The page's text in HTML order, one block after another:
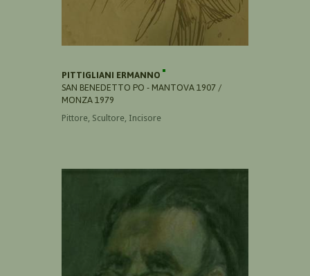
PITTIGLIANI ERMANNO
SAN BENEDETTO PO - MANTOVA 1907 /
MONZA 1979
Pittore, Scultore, Incisore